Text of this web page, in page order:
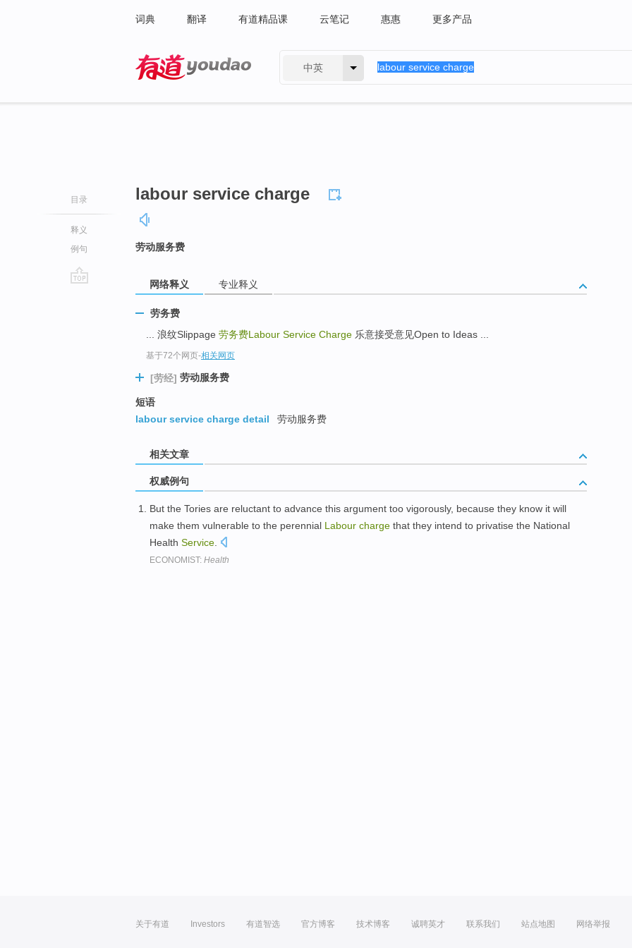
词典 翻译 有道精品课 云笔记 惠惠 更多产品
中英
目录
释义
例句
labour service charge
劳动服务费
网络释义 专业释义
劳务费
... 浪纹Slippage 劳务费Labour Service Charge 乐意接受意见Open to Ideas ...
基于72个网页-相关网页
[劳经] 劳动服务费
短语
labour service charge detail
劳动服务费
相关文章
权威例句
But the Tories are reluctant to advance this argument too vigorously, because they know it will
make them vulnerable to the perennial Labour charge that they intend to privatise the National
Health Service.
ECONOMIST: Health
关于有道 Investors 有道智选 官方博客 技术博客 诚聘英才 联系我们 站点地图 网络举报